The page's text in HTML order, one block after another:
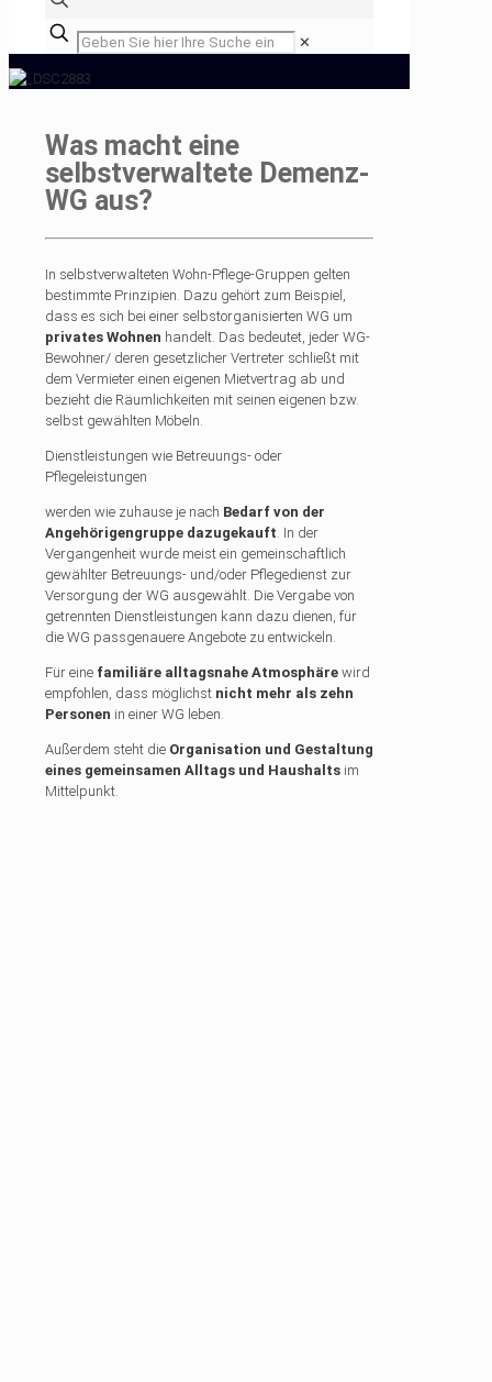
✕
Was macht eine
selbstverwaltete Demenz-
WG aus?
In selbstverwalteten Wohn-Pflege-Gruppen gelten
bestimmte Prinzipien. Dazu gehört zum Beispiel,
dass es sich bei einer selbstorganisierten WG um
privates Wohnen handelt. Das bedeutet, jeder WG-
Bewohner/ deren gesetzlicher Vertreter schließt mit
dem Vermieter einen eigenen Mietvertrag ab und
bezieht die Räumlichkeiten mit seinen eigenen bzw.
selbst gewählten Möbeln.
Dienstleistungen wie Betreuungs- oder
Pflegeleistungen
werden wie zuhause je nach Bedarf von der
Angehörigengruppe dazugekauft. In der
Vergangenheit wurde meist ein gemeinschaftlich
gewählter Betreuungs- und/oder Pflegedienst zur
Versorgung der WG ausgewählt. Die Vergabe von
getrennten Dienstleistungen kann dazu dienen, für
die WG passgenauere Angebote zu entwickeln.
Für eine familiäre alltagsnahe Atmosphäre wird
empfohlen, dass möglichst nicht mehr als zehn
Personen in einer WG leben.
Außerdem steht die Organisation und Gestaltung
eines gemeinsamen Alltags und Haushalts im
Mittelpunkt.